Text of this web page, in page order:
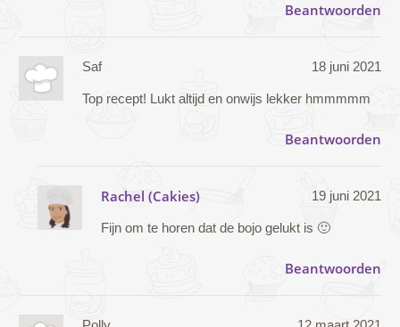
Beantwoorden
Saf 18 juni 2021
Top recept! Lukt altijd en onwijs lekker hmmmmm
Beantwoorden
Rachel (Cakies) 19 juni 2021
Fijn om te horen dat de bojo gelukt is 🙂
Beantwoorden